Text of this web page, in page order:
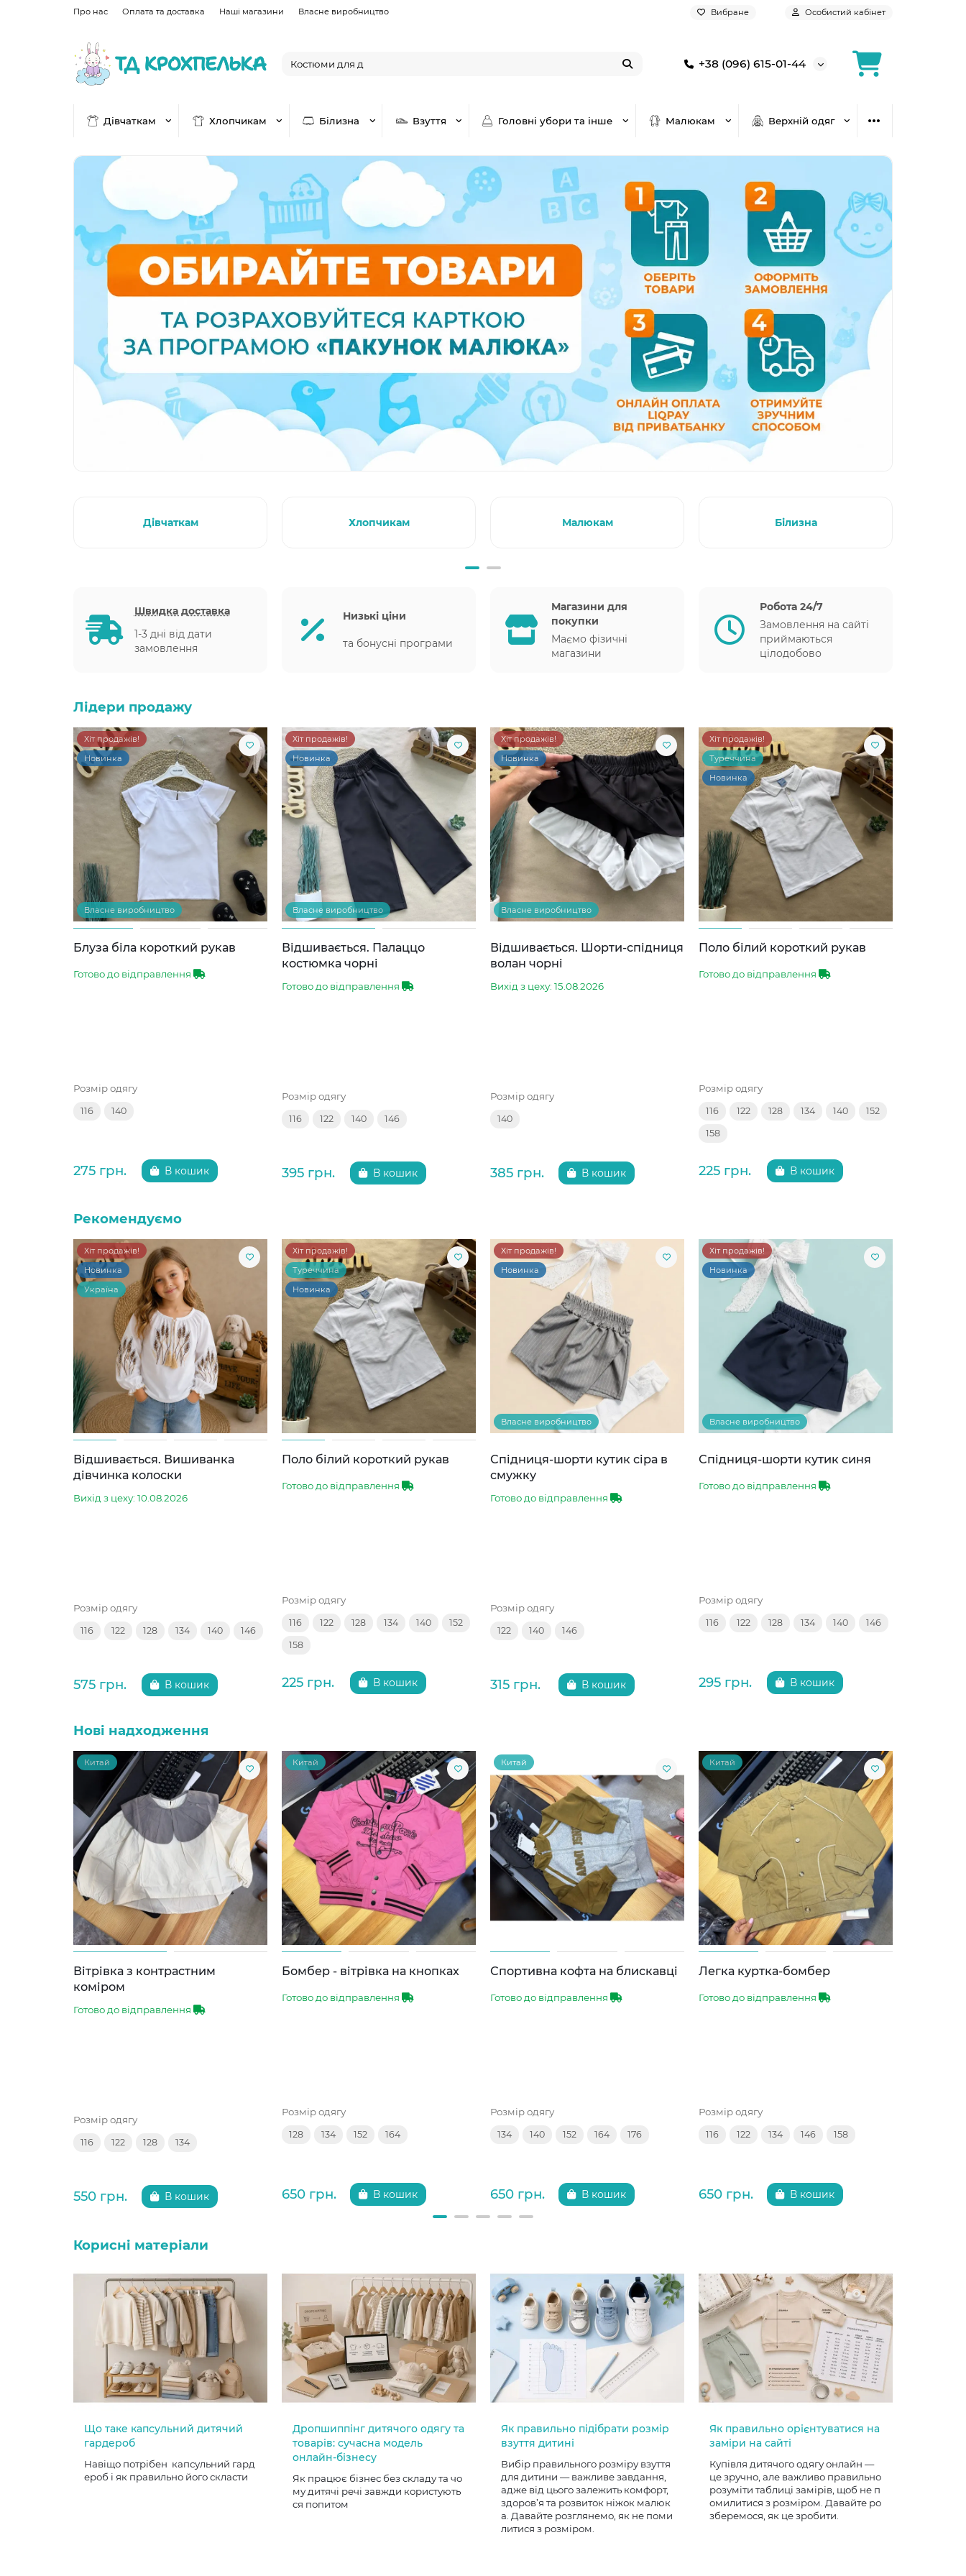
Про нас Оплата та доставка Наші магазини Власне виробництво Вибране Особистий кабінет
+38 (096) 615-01-44
Дівчаткам Хлопчикам Білизна Взуття Головні убори та інше Малюкам Верхній одяг
Дівчаткам Хлопчикам Малюкам Білизна
Швидка доставка
1-3 дні від дати
замовлення
Низькі ціни
та бонусні програми
Магазини для
покупки
Маємо фізичні
магазини
Робота 24/7
Замовлення на сайті
приймаються
цілодобово
Лідери продажу
Хіт продажів!
Новинка
Власне виробництво
Блуза біла короткий рукав
Готово до відправлення
Розмір одягу
116 140
275 грн. В кошик
Хіт продажів!
Новинка
Власне виробництво
Відшивається. Палаццо
костюмка чорні
Готово до відправлення
Розмір одягу
116 122 140 146
395 грн. В кошик
Хіт продажів!
Новинка
Власне виробництво
Відшивається. Шорти-спідниця
волан чорні
Вихід з цеху: 15.08.2026
Розмір одягу
140
385 грн. В кошик
Хіт продажів!
Туреччина
Новинка
Поло білий короткий рукав
Готово до відправлення
Розмір одягу
116 122 128 134 140 152
158
225 грн. В кошик
Рекомендуємо
Хіт продажів!
Новинка
Україна
Відшивається. Вишиванка
дівчинка колоски
Вихід з цеху: 10.08.2026
Розмір одягу
116 122 128 134 140 146
575 грн. В кошик
Хіт продажів!
Туреччина
Новинка
Поло білий короткий рукав
Готово до відправлення
Розмір одягу
116 122 128 134 140 152
158
225 грн. В кошик
Хіт продажів!
Новинка
Власне виробництво
Спідниця-шорти кутик сіра в
смужку
Готово до відправлення
Розмір одягу
122 140 146
315 грн. В кошик
Хіт продажів!
Новинка
Власне виробництво
Спідниця-шорти кутик синя
Готово до відправлення
Розмір одягу
116 122 128 134 140 146
295 грн. В кошик
Нові надходження
Китай
Вітрівка з контрастним
коміром
Готово до відправлення
Розмір одягу
116 122 128 134
550 грн. В кошик
Китай
Бомбер - вітрівка на кнопках
Готово до відправлення
Розмір одягу
128 134 152 164
650 грн. В кошик
Китай
Спортивна кофта на блискавці
Готово до відправлення
Розмір одягу
134 140 152 164 176
650 грн. В кошик
Китай
Легка куртка-бомбер
Готово до відправлення
Розмір одягу
116 122 134 146 158
650 грн. В кошик
Корисні матеріали
Що таке капсульний дитячий
гардероб
Навіщо потрібен капсульний гард
ероб і як правильно його скласти
Дропшиппінг дитячого одягу та
товарів: сучасна модель
онлайн-бізнесу
Як працює бізнес без складу та чо
му дитячі речі завжди користують
ся попитом
Як правильно підібрати розмір
взуття дитині
Вибір правильного розміру взуття
для дитини — важливе завдання,
адже від цього залежить комфорт,
здоров’я та розвиток ніжок малюк
а. Давайте розглянемо, як не поми
литися з розміром.
Як правильно орієнтуватися на
заміри на сайті
Купівля дитячого одягу онлайн —
це зручно, але важливо правильно
розуміти таблиці замірів, щоб не п
омилитися з розміром. Давайте ро
зберемося, як це зробити.